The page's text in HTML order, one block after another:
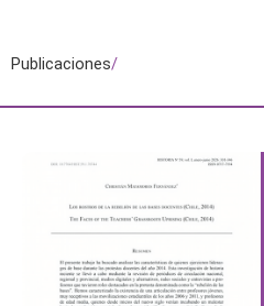
Publicaciones/